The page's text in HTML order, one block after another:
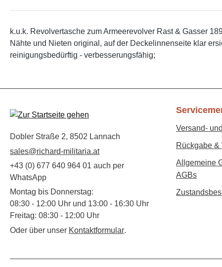
k.u.k. Revolvertasche zum Armeerevolver Rast & Gasser
Nähte und Nieten original, auf der Deckelinnenseite klar
reinigungsbedürftig - verbesserungsfähig;
Dobler Straße 2, 8502 Lannach
sales@richard-militaria.at
+43 (0) 677 640 964 01 auch per
WhatsApp
Montag bis Donnerstag:
08:30 - 12:00 Uhr und 13:00 - 16:30 Uhr
Freitag: 08:30 - 12:00 Uhr
Oder über unser Kontaktformular.
Versand-
Rückgabe &
Allgemeine
AGBs